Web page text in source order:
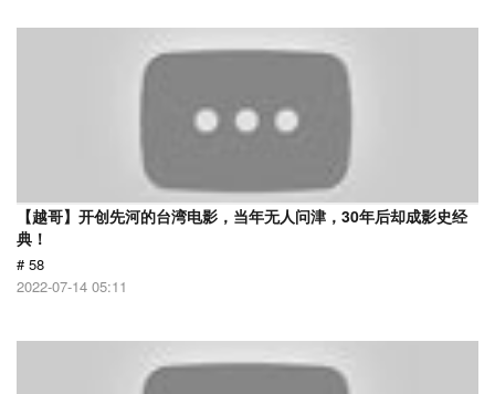
【越哥】开创先河的台湾电影，当年无人问津，30年后却成影史经
典！
# 58
2022-07-14 05:11